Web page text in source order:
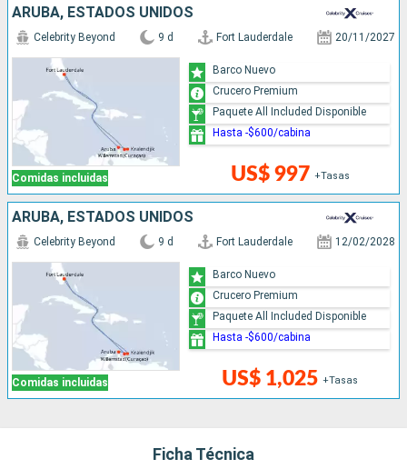
ARUBA, ESTADOS UNIDOS
Comidas incluidas
Celebrity Beyond 9 d Fort Lauderdale 20/11/2027
US$ 997 +Tasas
Barco Nuevo
Crucero Premium
Paquete All Included Disponible
Hasta -$600/cabina
ARUBA, ESTADOS UNIDOS
Comidas incluidas
Celebrity Beyond 9 d Fort Lauderdale 12/02/2028
US$ 1,025 +Tasas
Barco Nuevo
Crucero Premium
Paquete All Included Disponible
Hasta -$600/cabina
Ficha Técnica